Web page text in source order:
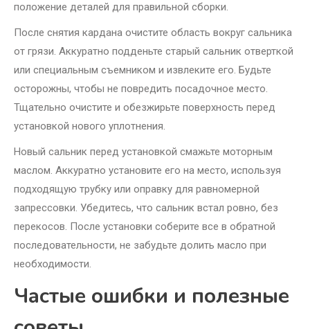
положение деталей для правильной сборки.
После снятия кардана очистите область вокруг сальника
от грязи. Аккуратно подденьте старый сальник отверткой
или специальным съемником и извлеките его. Будьте
осторожны, чтобы не повредить посадочное место.
Тщательно очистите и обезжирьте поверхность перед
установкой нового уплотнения.
Новый сальник перед установкой смажьте моторным
маслом. Аккуратно установите его на место, используя
подходящую трубку или оправку для равномерной
запрессовки. Убедитесь, что сальник встал ровно, без
перекосов. После установки соберите все в обратной
последовательности, не забудьте долить масло при
необходимости.
Частые ошибки и полезные